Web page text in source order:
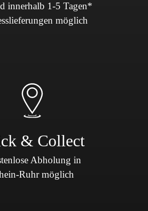
innerhalb 1-5 Tagen*
möglich
& Collect
Abholung in
Ruhr möglich